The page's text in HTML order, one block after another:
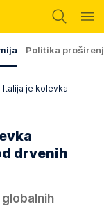
Politika
Italija je kolevka
drvenih